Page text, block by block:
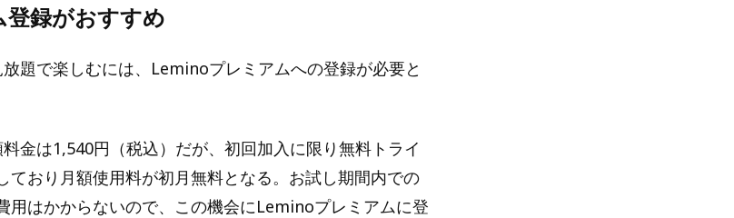
録がおすすめ
題で楽しむには、Leminoプレミアムへの登録が必要と
金は1,540円（税込）だが、初回加入に限り無料トライ
ており月額使用料が初月無料となる。お試し期間内での
用はかからないので、この機会にLeminoプレミアムに登